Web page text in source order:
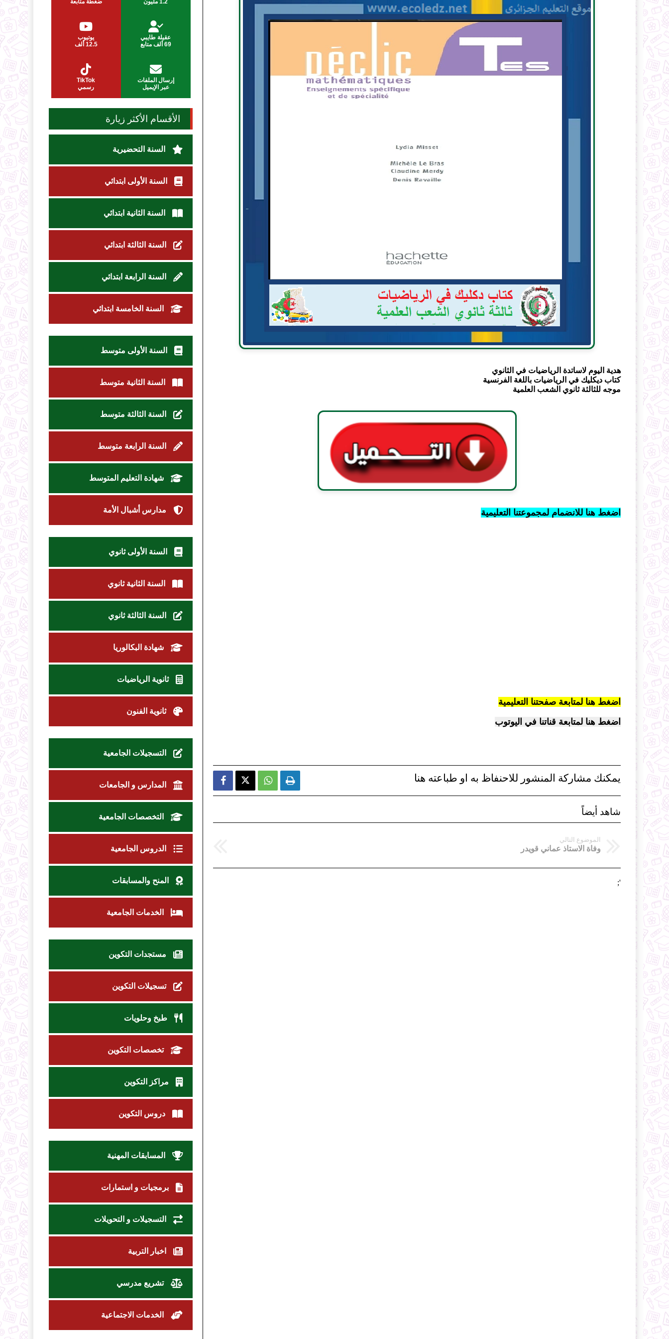
هدية اليوم لاساتدة الرياضيات في الثانوي
كتاب ديكليك في الرياضيات باللغة الفرنسية
موجه للثالثة ثانوي الشعب العلمية
اضغط هنا للانضمام لمجموعتنا التعليمية
اضغط هنا لمتابعة صفحتنا التعليمية
اضغط هنا لمتابعة قناتنا في اليوتوب
يمكنك مشاركة المنشور للاحنفاظ به او طباعته هنا   
شاهد أيضاً
الموضوع التالي
وفاة الاستاذ عماني قويدر
';
عقيلة طايبي
69 ألف متابع
يوتيوب
12.5 ألف
إرسال الملفات
عبر الإيميل
TikTok
رسمي
الأقسام الأكثر زيارة
السنة التحضيرية
السنة الأولى ابتدائي
السنة الثانية ابتدائي
السنة الثالثة ابتدائي
السنة الرابعة ابتدائي
السنة الخامسة ابتدائي
السنة الأولى متوسط
السنة الثانية متوسط
السنة الثالثة متوسط
السنة الرابعة متوسط
شهادة التعليم المتوسط
مدارس أشبال الأمة
السنة الأولى ثانوي
السنة الثانية ثانوي
السنة الثالثة ثانوي
شهادة البكالوريا
ثانوية الرياضيات
ثانوية الفنون
التسجيلات الجامعية
المدارس و الجامعات
التخصصات الجامعية
الدروس الجامعية
المنح والمسابقات
الخدمات الجامعية
مستجدات التكوين
تسجيلات التكوين
طبخ وحلويات
تخصصات التكوين
مراكز التكوين
دروس التكوين
المسابقات المهنية
برمجيات و استمارات
التسجيلات و التحويلات
اخبار التربية
تشريع مدرسي
الخدمات الاجتماعية